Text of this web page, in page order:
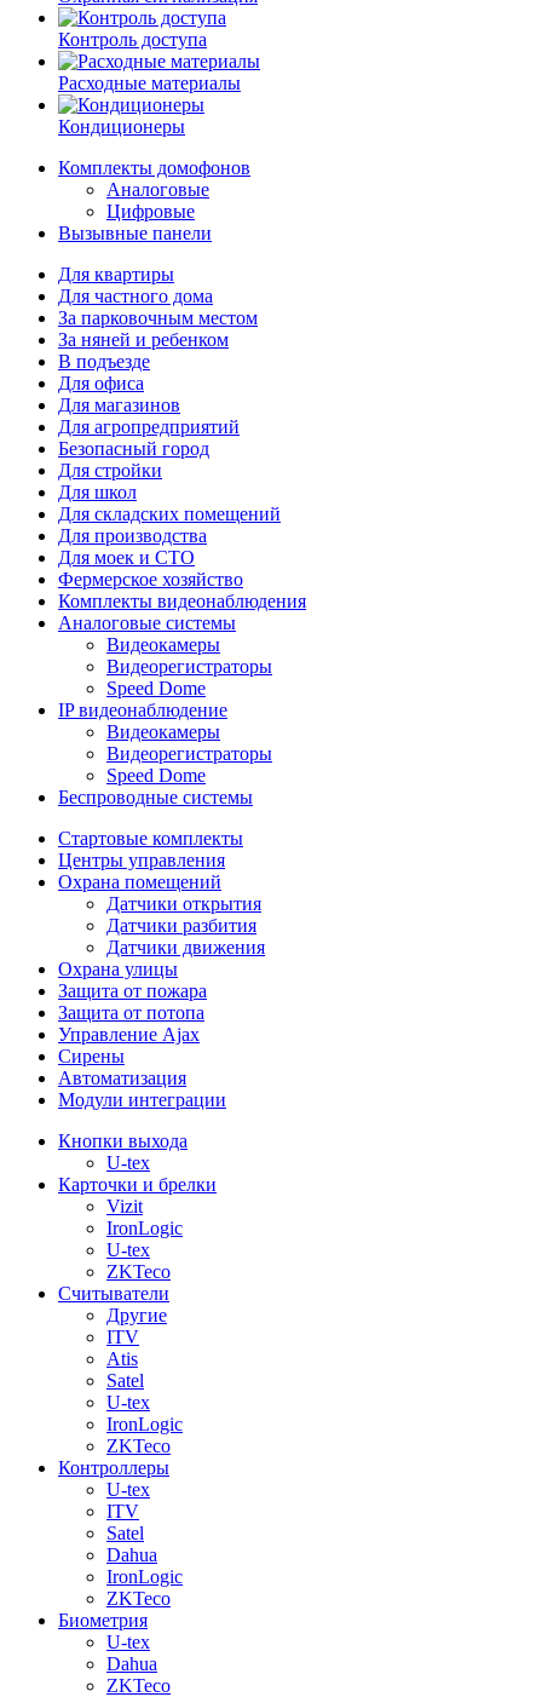
Контроль доступа
Расходные материалы
Кондиционеры
Комплекты домофонов
Аналоговые
Цифровые
Вызывные панели
Для квартиры
Для частного дома
За парковочным местом
За няней и ребенком
В подъезде
Для офиса
Для магазинов
Для агропредприятий
Безопасный город
Для стройки
Для школ
Для складских помещений
Для производства
Для моек и СТО
Фермерское хозяйство
Комплекты видеонаблюдения
Аналоговые системы
Видеокамеры
Видеорегистраторы
Speed Dome
IP видеонаблюдение
Видеокамеры
Видеорегистраторы
Speed Dome
Беспроводные системы
Стартовые комплекты
Центры управления
Охрана помещений
Датчики открытия
Датчики разбития
Датчики движения
Охрана улицы
Защита от пожара
Защита от потопа
Управление Ajax
Сирены
Автоматизация
Модули интеграции
Кнопки выхода
U-tex
Карточки и брелки
Vizit
IronLogic
U-tex
ZKTeco
Считыватели
Другие
ITV
Atis
Satel
U-tex
IronLogic
ZKTeco
Контроллеры
U-tex
ITV
Satel
Dahua
IronLogic
ZKTeco
Биометрия
U-tex
Dahua
ZKTeco